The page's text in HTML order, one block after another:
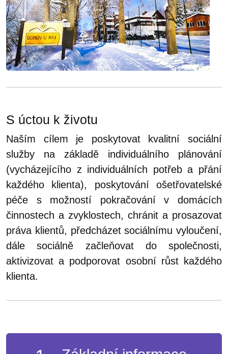
S úctou k životu
Naším cílem je poskytovat kvalitní sociální
služby na základě individuálního plánování
(vycházejícího z individuálních potřeb a přání
každého klienta), poskytování ošetřovatelské
péče s možností pokračování v domácích
činnostech a zvyklostech, chránit a prosazovat
práva klientů, předcházet sociálnímu vyloučení,
dále sociálně začleňovat do společnosti,
aktivizovat a podporovat osobní růst každého
klienta.